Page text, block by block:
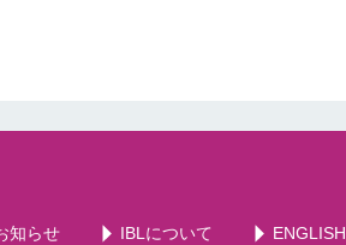
知らせ IBLについて ENGLISH